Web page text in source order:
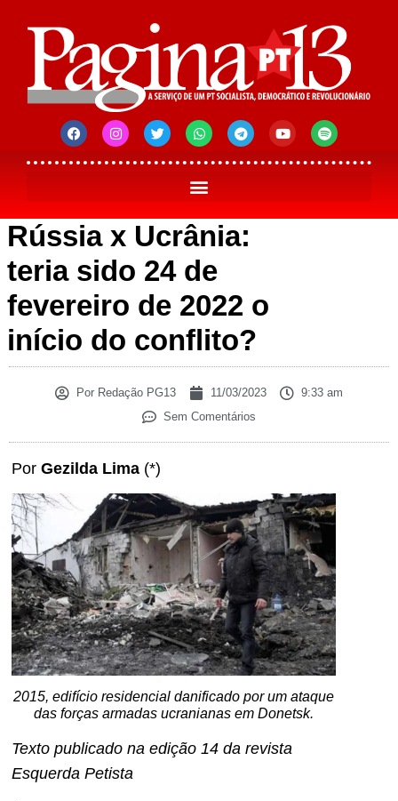
Rússia x Ucrânia:
teria sido 24 de
fevereiro de 2022 o
início do conflito?
Por Redação PG13 11/03/2023
9:33 am
Sem Comentários
Por Gezilda Lima (*)
2015, edifício residencial danificado por um ataque
das forças armadas ucranianas em Donetsk.
Texto publicado na edição 14 da revista
Esquerda Petista